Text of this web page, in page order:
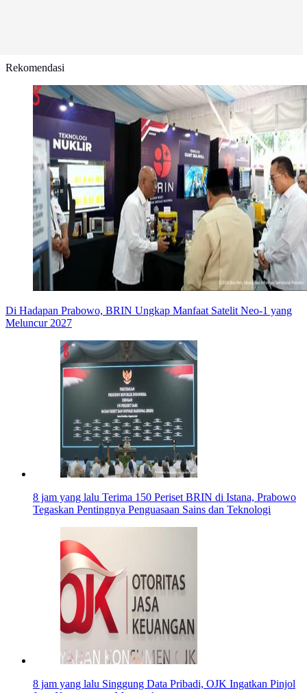
Rekomendasi
Di Hadapan Prabowo, BRIN Ungkap Manfaat Satelit Neo-1 yang
Meluncur 2027
8 jam yang lalu Terima 150 Periset BRIN di Istana, Prabowo
Tegaskan Pentingnya Penguasaan Sains dan Teknologi
8 jam yang lalu Singgung Data Pribadi, OJK Ingatkan Pinjol